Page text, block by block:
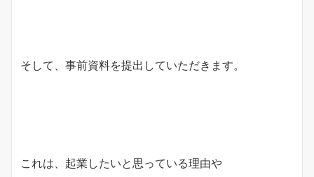
そして、事前資料を提出していただきます。
これは、起業したいと思っている理由や